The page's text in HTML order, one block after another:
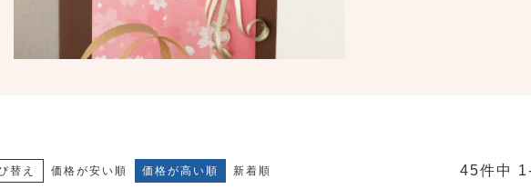
替え 価格が安い順 価格が高い順 新着順 45件中 1